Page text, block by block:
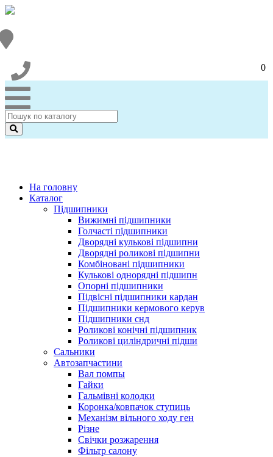
0
На головну
Каталог
Підшипники
Вижимні підшипники
Голчасті підшипники
Дворядні кулькові підшипни
Дворядні роликові підшипни
Комбіновані підшипники
Кулькові однорядні підшипн
Опорні підшипники
Підвісні підшипники кардан
Підшипники кермового керув
Підшипники снд
Роликові конічні підшипник
Роликові циліндричні підши
Сальники
Автозапчастини
Вал помпы
Гайки
Гальмівні колодки
Коронка/ковпачок ступиць
Механізм вільного ходу ген
Різне
Свічки розжарення
Фільтр салону